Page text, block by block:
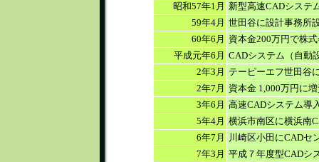
昭和57年1月 新型高速CADシステ
59年4月 世田谷に設計事務所
60年6月 資本金200万円で株
平成元年6月 CADシステム（自動
2年3月 テーピーエフ世田谷
2年7月 資本金 1,000万円に
3年6月 高速CADシステム導
5年4月 横浜市南区に横浜南
6年7月
川崎区小田にCADセ
7年3月 平成７年度型CADシ